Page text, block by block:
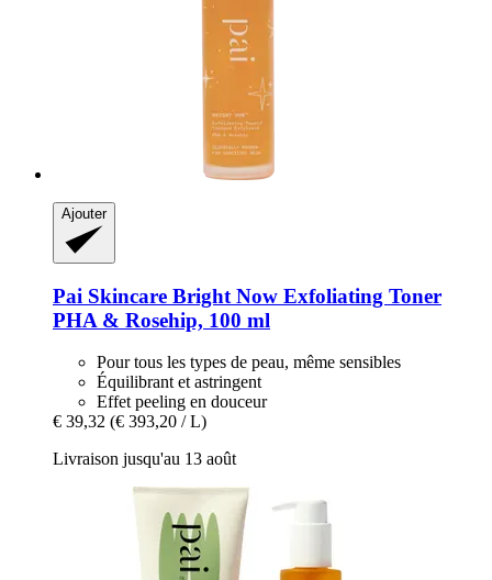
Ajouter
Pai Skincare Bright Now Exfoliating Toner
PHA & Rosehip, 100 ml
Pour tous les types de peau, même sensibles
Équilibrant et astringent
Effet peeling en douceur
€ 39,32 (€ 393,20 / L)
Livraison jusqu'au 13 août